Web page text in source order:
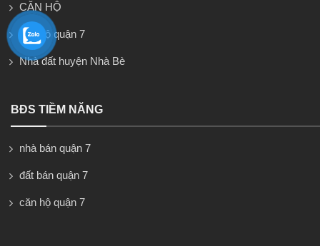
CĂN HỘ
căn hộ quận 7
Nhà đất huyện Nhà Bè
BĐS TIỀM NĂNG
nhà bán quận 7
đất bán quận 7
căn hộ quận 7